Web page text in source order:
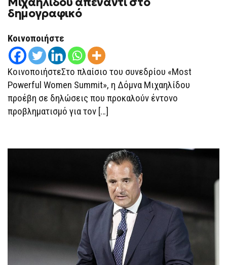
ΑΦΑΣΊΑ
δημογραφικό
Κοινοποιήστε
ΚοινοποιήστεΣτο πλαίσιο του συνεδρίου «Most
Powerful Women Summit», η Δόμνα Μιχαηλίδου
προέβη σε δηλώσεις που προκαλούν έντονο
προβληματισμό για τον […]